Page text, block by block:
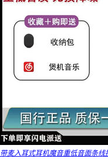
带麦入耳式耳机魔音重低音面条